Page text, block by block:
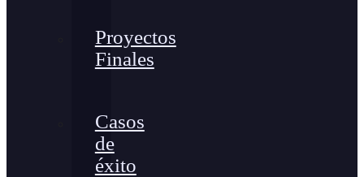
Proyectos
Finales
Casos
de
éxito